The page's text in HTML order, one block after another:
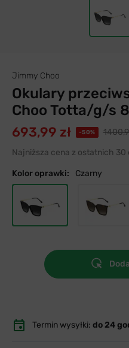
Jimmy Choo
Okulary
Choo Totta/g/s
693,99 zł -50%
Najniższa cena z ostatnich 30
Kolor oprawki: Czarny
Termin wysyłki: do 24